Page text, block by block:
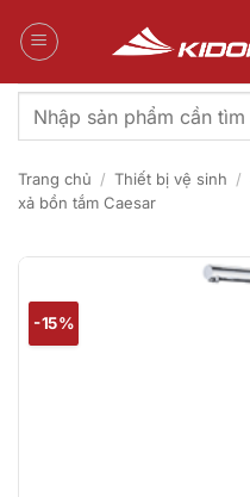
qua
Tìm
kiếm:
Trang chủ / Thiết bị vệ sinh /
xả bồn tắm Caesar
-15%